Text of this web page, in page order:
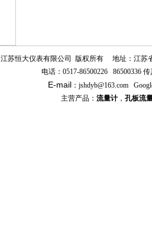
江苏恒大仪表有限公司 版权所有
地址：江苏
电话： 0517-86500226 86500336 传
E-mail ： jshdyb@163.com
主营产品： 流量计， 孔板流